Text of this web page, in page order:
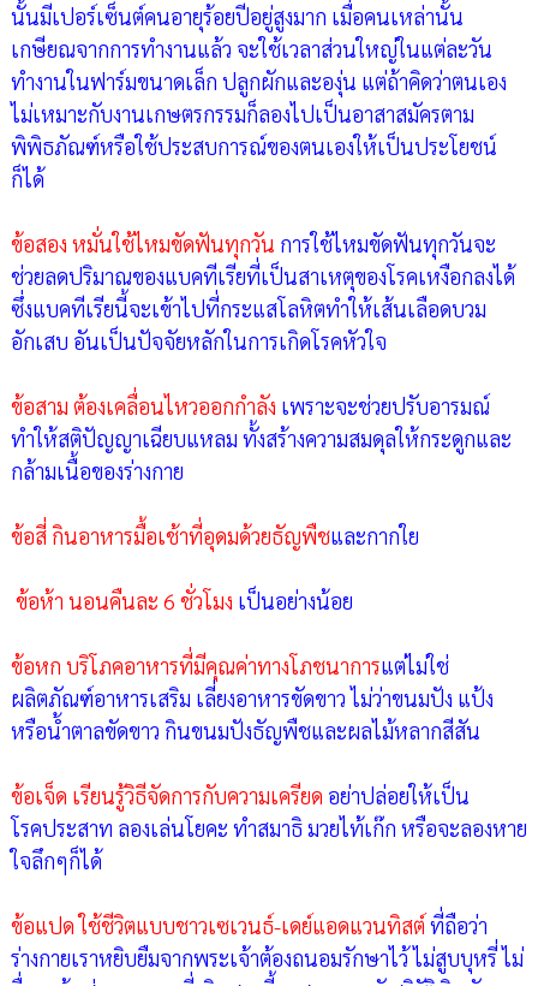
นั้นมีเปอร์เซ็นต์คนอายุร้อยปีอยู่สูงมาก เมื่อคนเหล่านั้น
เกษียณจากการทำงานแล้ว จะใช้เวลาส่วนใหญ่ในแต่ละวัน
ทำงานในฟาร์มขนาดเล็ก ปลูกผักและองุ่น แต่ถ้าคิดว่าตนเอง
ไม่เหมาะกับงานเกษตรกรรมก็ลองไปเป็นอาสาสมัครตาม
พิพิธภัณฑ์หรือใช้ประสบการณ์ของตนเองให้เป็นประโยชน์
ก็ได้
ข้อสอง หมั่นใช้ไหมขัดฟันทุกวัน การใช้ไหมขัดฟันทุกวันจะ
ช่วยลดปริมาณของแบคทีเรียที่เป็นสาเหตุของโรคเหงือกลงได้
ซึ่งแบคทีเรียนี้จะเข้าไปที่กระแสโลหิตทำให้เส้นเลือดบวม
อักเสบ อันเป็นปัจจัยหลักในการเกิดโรคหัวใจ
ข้อสาม ต้องเคลื่อนไหวออกกำลัง เพราะจะช่วยปรับอารมณ์
ทำให้สติปัญญาเฉียบแหลม ทั้งสร้างความสมดุลให้กระดูกและ
กล้ามเนื้อของร่างกาย
ข้อสี่ กินอาหารมื้อเช้าที่อุดมด้วยธัญพืชและกากใย
ข้อห้า นอนคืนละ 6 ชั่วโมง เป็นอย่างน้อย
ข้อหก บริโภคอาหารที่มีคุณค่าทางโภชนาการแต่ไม่ใช่
ผลิตภัณฑ์อาหารเสริม เลี่ยงอาหารขัดขาว ไม่ว่าขนมปัง แป้ง
หรือน้ำตาลขัดขาว กินขนมปังธัญพืชและผลไม้หลากสีสัน
ข้อเจ็ด เรียนรู้วิธีจัดการกับความเครียด อย่าปล่อยให้เป็น
โรคประสาท ลองเล่นโยคะ ทำสมาธิ มวยไท้เก๊ก หรือจะลองหาย
ใจลึกๆก็ได้
ข้อแปด ใช้ชีวิตแบบชาวเซเวนธ์-เดย์แอดแวนทิสต์ที่ถือว่า
ร่างกายเราหยิบยืมจากพระเจ้าต้องถนอมรักษาไว้ ไม่สูบบุหรี่ ไม่